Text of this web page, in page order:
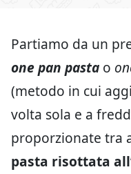
Partiamo da un
one pan pasta o
(metodo in cui
volta sola e a
proporzionate tra
pasta risottata